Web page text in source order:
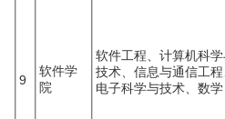
9
软件学
院
软件工程、计算机科
技术、信息与通信工程
电子科学与技术、数学